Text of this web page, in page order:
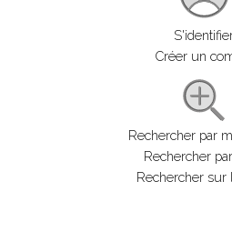
Créer un
Rechercher par
Rechercher
Rechercher sur